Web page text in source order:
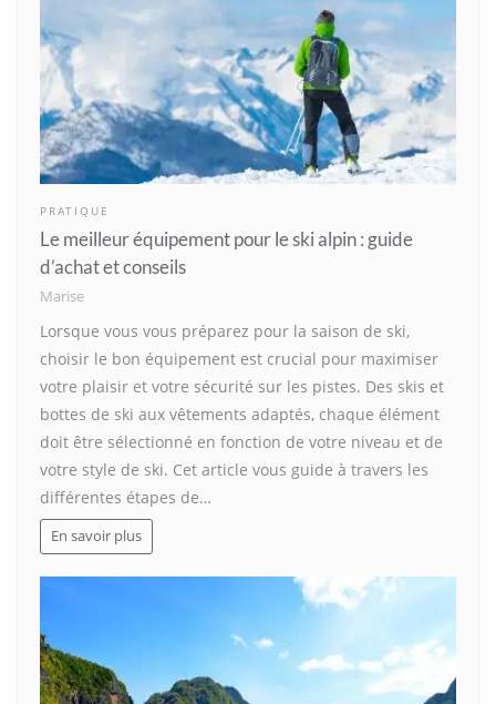
PRATIQUE
Le meilleur équipement pour le ski alpin : guide
d’achat et conseils
Marise
Lorsque vous vous préparez pour la saison de ski,
choisir le bon équipement est crucial pour maximiser
votre plaisir et votre sécurité sur les pistes. Des skis et
bottes de ski aux vêtements adaptés, chaque élément
doit être sélectionné en fonction de votre niveau et de
votre style de ski. Cet article vous guide à travers les
différentes étapes de…
En savoir plus